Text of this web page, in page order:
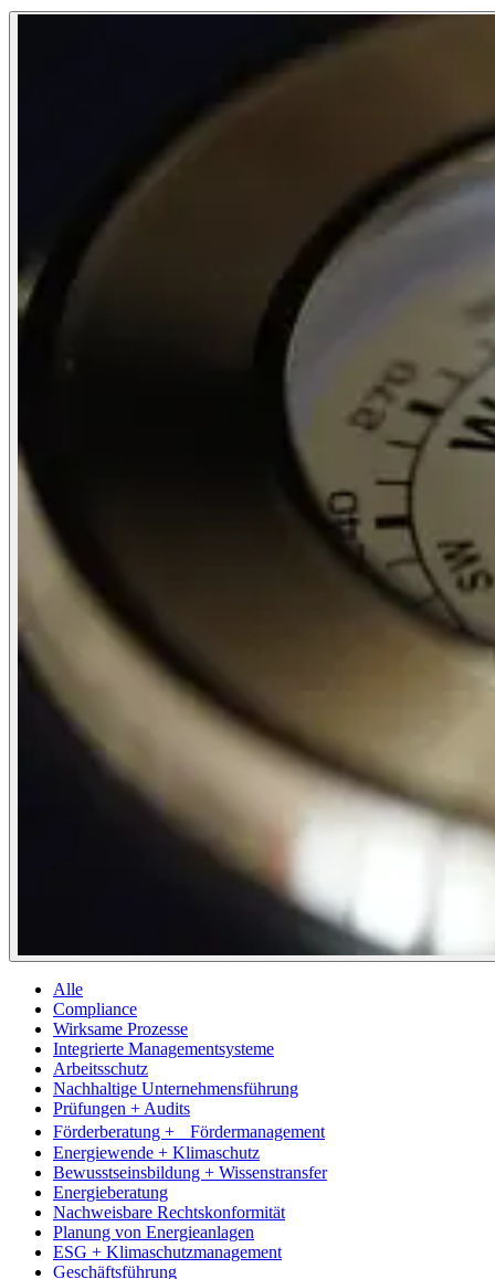
Alle
Compliance
Wirksame Prozesse
Integrierte Managementsysteme
Arbeitsschutz
Nachhaltige Unternehmensführung
Prüfungen + Audits
Förderberatung + Fördermanagement
Energiewende + Klimaschutz
Bewusstseinsbildung + Wissenstransfer
Energieberatung
Nachweisbare Rechtskonformität
Planung von Energieanlagen
ESG + Klimaschutzmanagement
Geschäftsführung